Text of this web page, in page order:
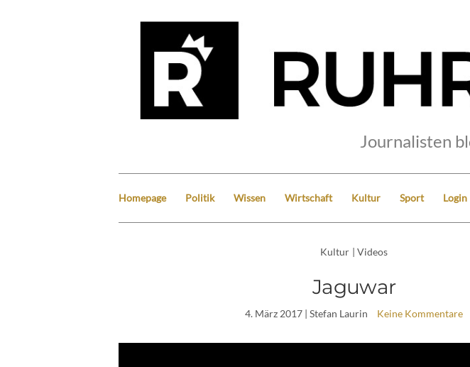
Journalisten
Homepage Politik Wissen Wirtschaft Kultur Sport Login
Kultur | Videos
Jaguwar
4. März 2017 | Stefan Laurin Keine Kommentare